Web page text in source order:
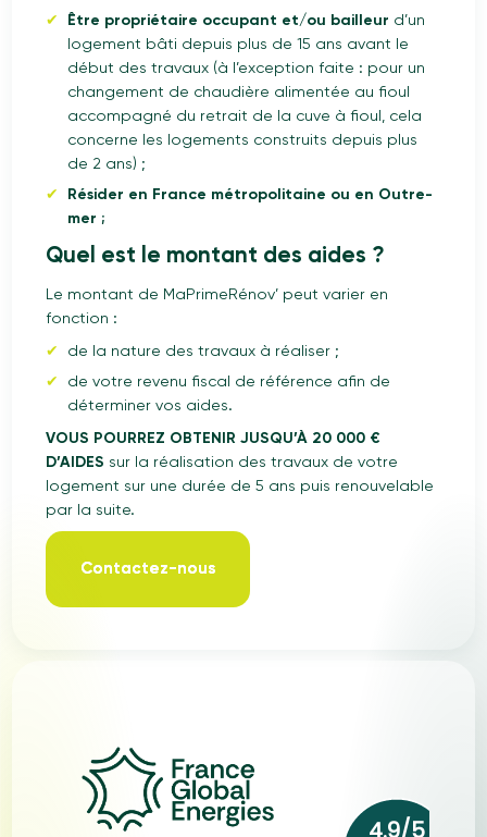
Être propriétaire occupant et/ou bailleur d’un
logement bâti depuis plus de 15 ans avant le
début des travaux (à l’exception faite : pour un
changement de chaudière alimentée au fioul
accompagné du retrait de la cuve à fioul, cela
concerne les logements construits depuis plus
de 2 ans) ;
Résider en France métropolitaine ou en Outre-
mer ;
Quel est le montant des aides ?
Le montant de MaPrimeRénov’ peut varier en
fonction :
de la nature des travaux à réaliser ;
de votre revenu fiscal de référence afin de
déterminer vos aides.
VOUS POURREZ OBTENIR JUSQU’À 20 000 €
D’AIDES sur la réalisation des travaux de votre
logement sur une durée de 5 ans puis renouvelable
par la suite.
Contactez-nous